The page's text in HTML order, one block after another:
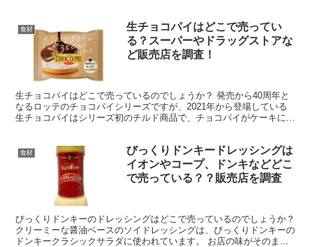
食材
生チョコパイはどこで売ってい
る？スーパーやドラッグストアな
ど販売店を調査！
生チョコパイはどこで売っているのでしょうか？ 発売から40周年と
なるロッテのチョコパイシリーズですが、2021年から登場している
生チョコパイはシリーズ初のチルド商品で、チョコパイがケーキにな
食材
びっくりドンキードレッシングは
イオンやコープ、ドンキなどどこ
で売っている？？販売店を調査
びっくりドンキーのドレッシングはどこで売っているのでしょうか？
クリーミーな醤油ベースのソイドレッシングは、びっくりドンキーの
ドンキークラシックサラダに使われています。 お店の味がそのまま